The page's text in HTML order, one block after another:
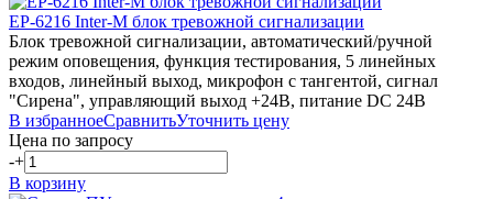
EP-6216 Inter-M блок тревожной сигнализации
Блок тревожной сигнализации, автоматический/ручной
режим оповещения, функция тестирования, 5 линейных
входов, линейный выход, микрофон с тангентой, сигнал
"Сирена", управляющий выход +24В, питание DC 24В
В избранноеСравнитьУточнить цену
Цена по запросу
-+
В корзину